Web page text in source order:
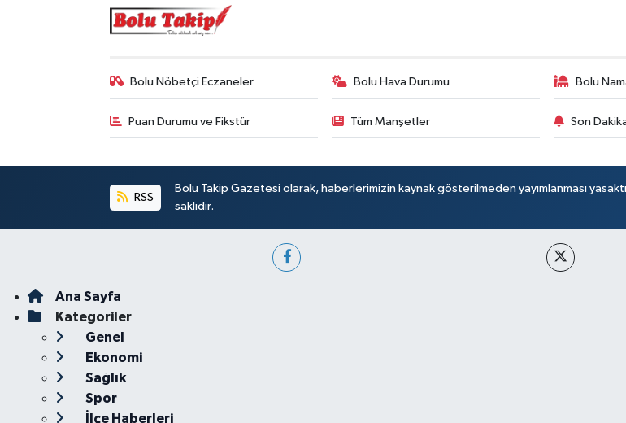
Bolu Nöbetçi Eczaneler Bolu Hava Durumu Bolu
Puan Durumu ve Fikstür Tüm Manşetler Son
RSS
Bolu Takip Gazetesi olarak, haberlerimizin kaynak gösterilmeden yayımlanması
saklıdır.
Ana Sayfa
Kategoriler
Genel
Ekonomi
Sağlık
Spor
İlçe Haberleri